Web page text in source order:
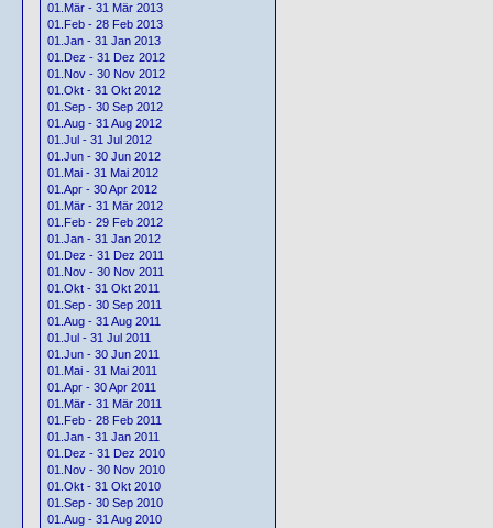
01.Mär - 31 Mär 2013
01.Feb - 28 Feb 2013
01.Jan - 31 Jan 2013
01.Dez - 31 Dez 2012
01.Nov - 30 Nov 2012
01.Okt - 31 Okt 2012
01.Sep - 30 Sep 2012
01.Aug - 31 Aug 2012
01.Jul - 31 Jul 2012
01.Jun - 30 Jun 2012
01.Mai - 31 Mai 2012
01.Apr - 30 Apr 2012
01.Mär - 31 Mär 2012
01.Feb - 29 Feb 2012
01.Jan - 31 Jan 2012
01.Dez - 31 Dez 2011
01.Nov - 30 Nov 2011
01.Okt - 31 Okt 2011
01.Sep - 30 Sep 2011
01.Aug - 31 Aug 2011
01.Jul - 31 Jul 2011
01.Jun - 30 Jun 2011
01.Mai - 31 Mai 2011
01.Apr - 30 Apr 2011
01.Mär - 31 Mär 2011
01.Feb - 28 Feb 2011
01.Jan - 31 Jan 2011
01.Dez - 31 Dez 2010
01.Nov - 30 Nov 2010
01.Okt - 31 Okt 2010
01.Sep - 30 Sep 2010
01.Aug - 31 Aug 2010